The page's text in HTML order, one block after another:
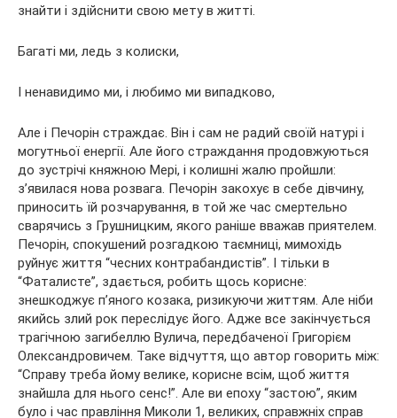
знайти і здійснити свою мету в житті.
Багаті ми, ледь з колиски,
І ненавидимо ми, і любимо ми випадково,
Але і Печорін страждає. Він і сам не радий своїй натурі і
могутньої енергії. Але його страждання продовжуються
до зустрічі княжною Мері, і колишні жалю пройшли:
з’явилася нова розвага. Печорін закохує в себе дівчину,
приносить їй розчарування, в той же час смертельно
сварячись з Грушницким, якого раніше вважав приятелем.
Печорін, спокушений розгадкою таємниці, мимохідь
руйнує життя “чесних контрабандистів”. І тільки в
“Фаталисте”, здається, робить щось корисне:
знешкоджує п’яного козака, ризикуючи життям. Але ніби
якийсь злий рок переслідує його. Адже все закінчується
трагічною загибеллю Вулича, передбаченої Григорієм
Олександровичем. Таке відчуття, що автор говорить між:
“Справу треба йому велике, корисне всім, щоб життя
знайшла для нього сенс!”. Але ви епоху “застою”, яким
було і час правління Миколи 1, великих, справжніх справ